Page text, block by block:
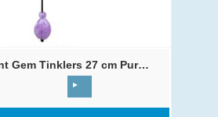
Carillon à vent Gem Tinklers 27 cm Purple